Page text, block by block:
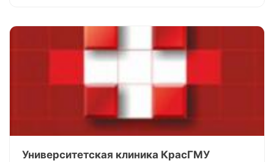
Университетская клиника КрасГМУ